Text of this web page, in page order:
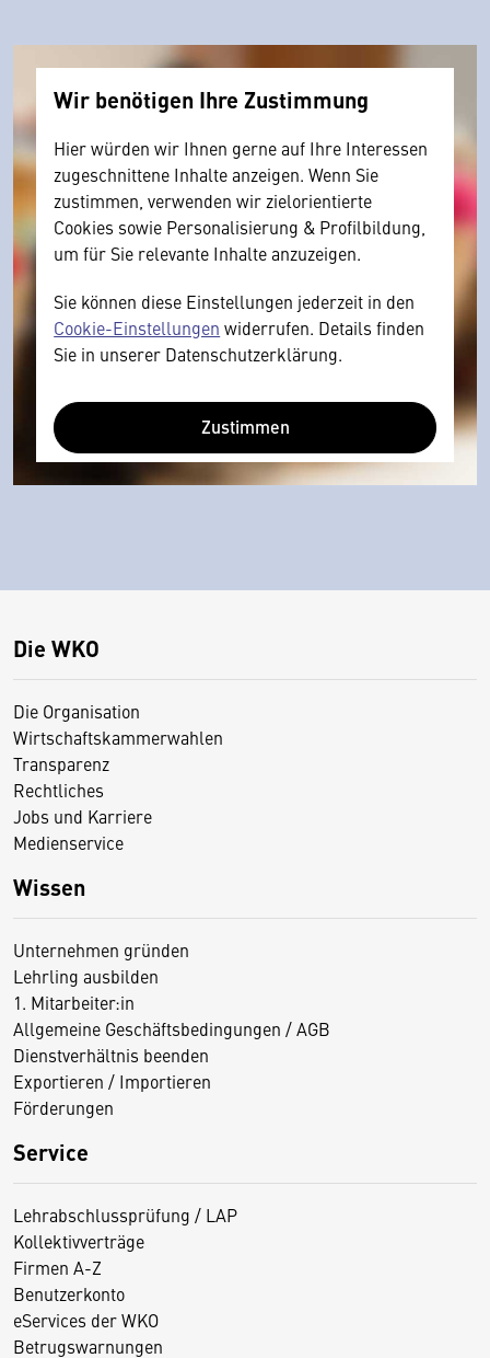
Wir benötigen Ihre Zustimmung
Hier würden wir Ihnen gerne auf Ihre Interessen
zugeschnittene Inhalte anzeigen. Wenn Sie
zustimmen, verwenden wir zielorientierte
Cookies sowie Personalisierung & Profilbildung,
um für Sie relevante Inhalte anzuzeigen.
Sie können diese Einstellungen jederzeit in den
Cookie-Einstellungen widerrufen. Details finden
Sie in unserer Datenschutzerklärung.
Zustimmen
Die WKO
Die Organisation
Wirtschaftskammerwahlen
Transparenz
Rechtliches
Jobs und Karriere
Medienservice
Wissen
Unternehmen gründen
Lehrling ausbilden
1. Mitarbeiter:in
Allgemeine Geschäftsbedingungen / AGB
Dienstverhältnis beenden
Exportieren / Importieren
Förderungen
Service
Lehrabschlussprüfung / LAP
Kollektivverträge
Firmen A-Z
Benutzerkonto
eServices der WKO
Betrugswarnungen